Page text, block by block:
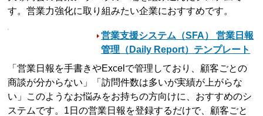
す。営業力強化に取り組みたい企業におすすめです。
営業支援システム（SFA） 営業日報
管理（Daily Report）テンプレート
「営業日報を手書きやExcelで管理しており、顧客ごとの
商談が分からない」「訪問件数は多いが実績が上がらな
い」このようなお悩みをお持ちの方向けに、おすすめのシ
ステムです。1日の営業日報を登録するだけで、顧客ごと